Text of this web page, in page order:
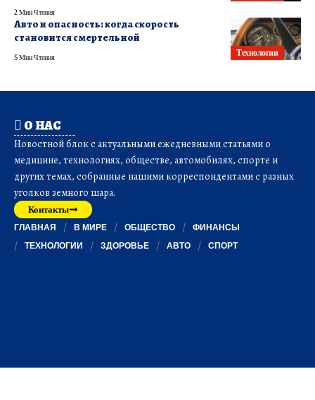
2 Мин Чтения
Технологии
Авто и опасность: когда скорость
становится смертельной
5 Мин Чтения
О НАС
Новостной блок с актуальными ежедневными статьями о
медицине, технологиях, обществе, автомобилях, спорте и
других темах, собранные нашими корреспондентами с разных
уголков земного шара.
Контакты
ГЛАВНАЯ В МИРЕ ОБЩЕСТВО
ФИНАНСЫ
ТЕХНОЛОГИИ
ЗДОРОВЬЕ АВТО СПОРТ